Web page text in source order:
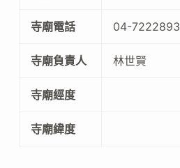
寺廟電話 04-7222893
寺廟負責人 林世賢
寺廟經度
寺廟緯度